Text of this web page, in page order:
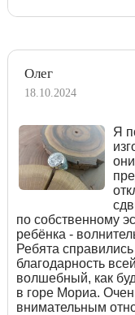
Олег
18.10.2024
Я
по собственному
ребёнка -
Ребята
благодарность
волшебный, как
в горе Мориа.
внимательным